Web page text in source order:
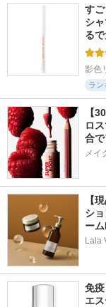
す
シ
る
影色
ラン
【
ロ
合
メイ
【
シ
ー
Lala
免
エ